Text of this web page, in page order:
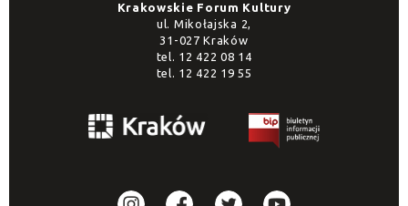
Krakowskie Forum Kultury
ul. Mikołajska 2,
31-027 Kraków
tel. 12 422 08 14
tel. 12 422 19 55